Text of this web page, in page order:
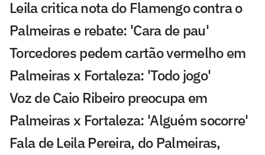
Leila critica nota do Flamengo contra o
Palmeiras e rebate: 'Cara de pau'
Torcedores pedem cartão vermelho em
Palmeiras x Fortaleza: 'Todo jogo'
Voz de Caio Ribeiro preocupa em
Palmeiras x Fortaleza: 'Alguém socorre'
Fala de Leila Pereira, do Palmeiras,